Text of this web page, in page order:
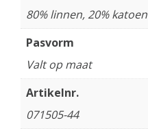
80% linnen, 20% katoen
Pasvorm
Valt op maat
Artikelnr.
071505-44